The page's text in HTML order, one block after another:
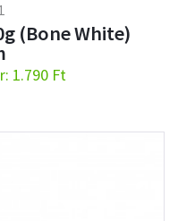
(Bone White)
1.790 Ft